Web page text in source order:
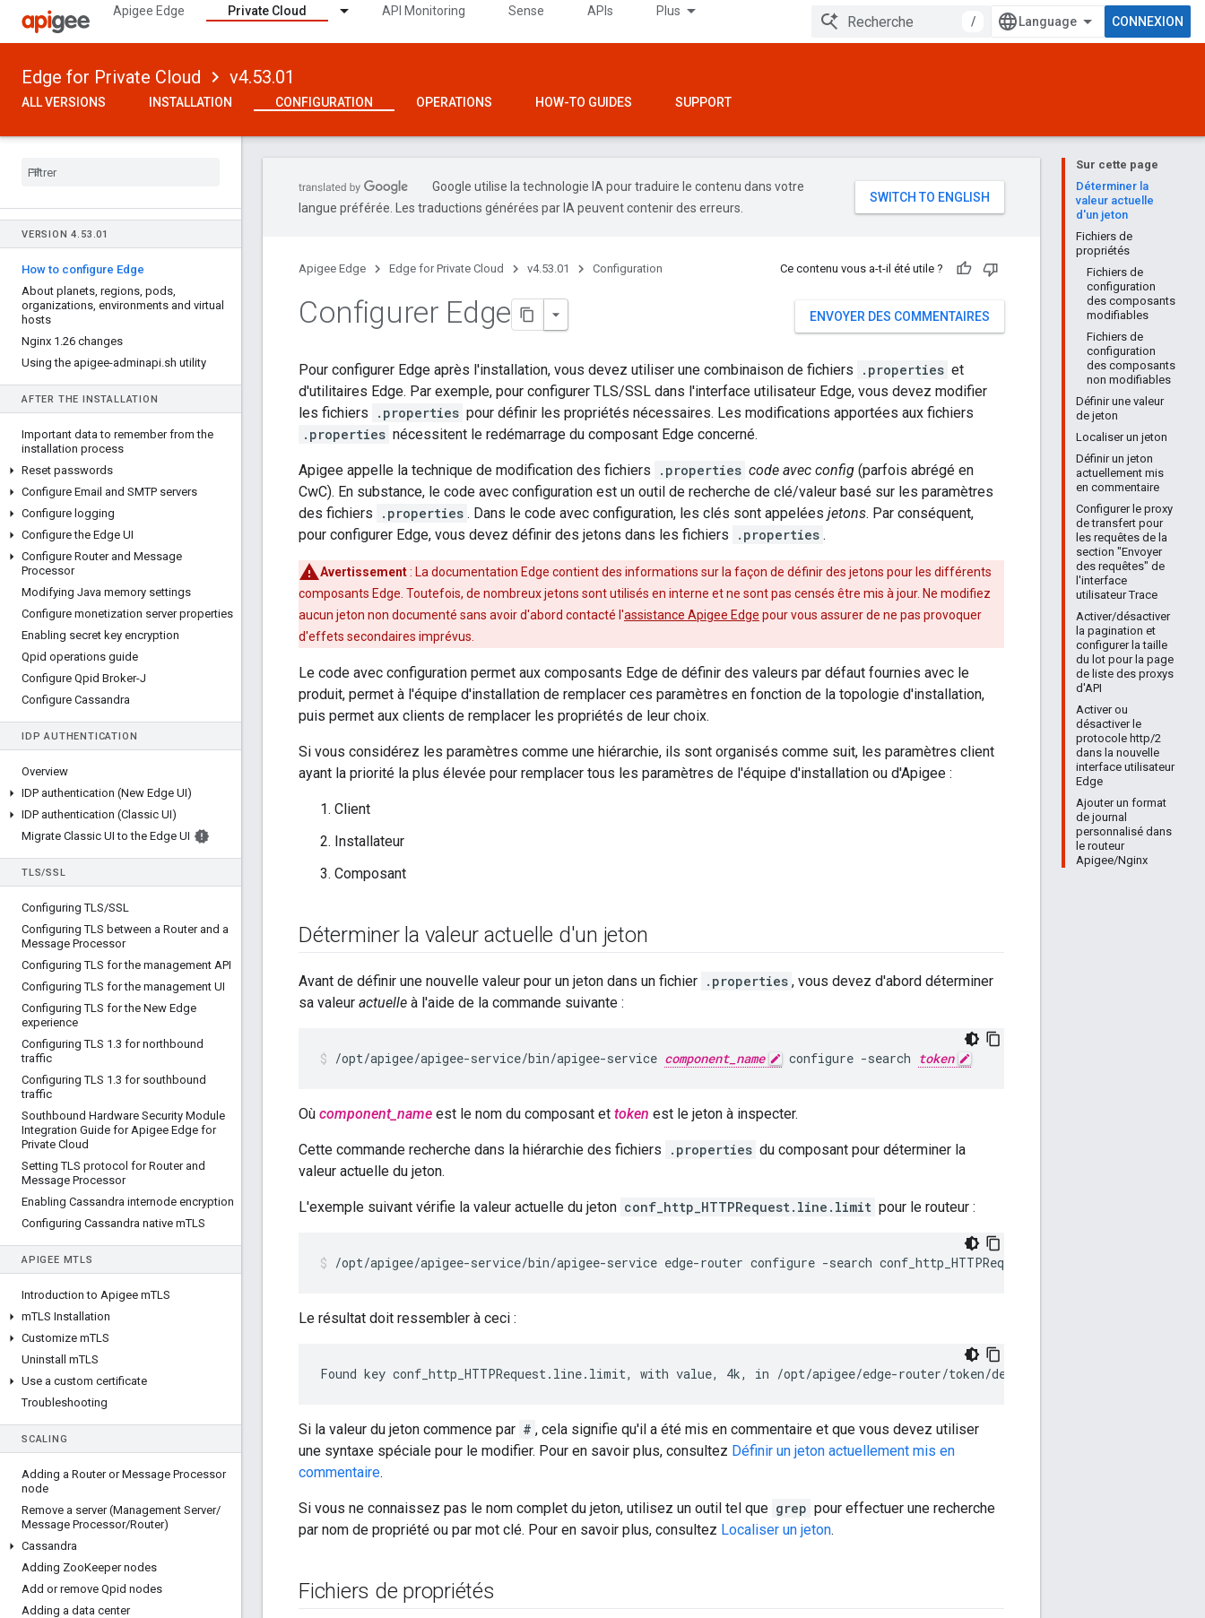
Apigee Edge Private Cloud API Monitoring Sense APIs Plus
/ CONNEXION
Edge for Private Cloud v4.53.01
ALL VERSIONS INSTALLATION CONFIGURATION OPERATIONS HOW-TO GUIDES SUPPORT
VERSION 4. 53 .01
How to configure Edge
About planets, regions, pods,
organizations, environments and virtual
hosts
Nginx 1 .26 changes
Using the apigee-adminapi.sh utility
AFTER THE INSTALLATION
Important data to remember from the
installation process
Reset passwords
Configure Email and SMTP servers
Configure logging
Configure the Edge UI
Configure Router and Message
Processor
Modifying Java memory settings
Configure monetization server properties
Enabling secret key encryption
Qpid operations guide
Configure Qpid Broker-J
Configure Cassandra
IDP AUTHENTICATION
Overview
IDP authentication (New Edge UI)
IDP authentication (Classic UI)
Migrate Classic UI to the Edge UI
TLS/SSL
Configuring TLS/SSL
Configuring TLS between a Router and a
Message Processor
Configuring TLS for the management API
Configuring TLS for the management UI
Configuring TLS for the New Edge
experience
Configuring TLS 1 .3 for northbound
traffic
Configuring TLS 1 .3 for southbound
traffic
Southbound Hardware Security Module
Integration Guide for Apigee Edge for
Private Cloud
Setting TLS protocol for Router and
Message Processor
Enabling Cassandra internode encryption
Configuring Cassandra native mTLS
APIGEE MTLS
Introduction to Apigee mTLS
mTLS Installation
Customize mTLS
Uninstall mTLS
Use a custom certificate
Troubleshooting
SCALING
Adding a Router or Message Processor
node
Remove a server (Management Server/
Message Processor/Router)
Cassandra
Adding ZooKeeper nodes
Add or remove Qpid nodes
Adding a data center
Sur cette page
Déterminer la
valeur actuelle
d'un jeton
Fichiers de
propriétés
Fichiers de
configuration
des composants
modifiables
Fichiers de
configuration
des composants
non modifiables
Définir une valeur
de jeton
Localiser un jeton
Définir un jeton
actuellement mis
en commentaire
Configurer le proxy
de transfert pour
les requêtes de la
section "Envoyer
des requêtes" de
l'interface
utilisateur Trace
Activer/désactiver
la pagination et
configurer la taille
du lot pour la page
de liste des proxys
d'API
Activer ou
désactiver le
protocole http/2
dans la nouvelle
interface utilisateur
Edge
Ajouter un format
de journal
personnalisé dans
le routeur
Apigee/Nginx
Google utilise la technologie IA pour traduire le contenu dans votre
langue préférée. Les traductions générées par IA peuvent contenir des erreurs.
Apigee Edge Edge for Private Cloud v4.53.01 Configuration Ce contenu vous a-t-il été utile ?
ENVOYER DES COMMENTAIRES
Configurer Edge
Pour configurer Edge après l'installation, vous devez utiliser une combinaison de fichiers .properties et
d'utilitaires Edge. Par exemple, pour configurer TLS/SSL dans l'interface utilisateur Edge, vous devez modifier
les fichiers
.properties pour définir les propriétés nécessaires. Les modifications apportées aux fichiers
.properties nécessitent le redémarrage du composant Edge concerné.
Apigee appelle la technique de modification des fichiers .properties code avec config (parfois abrégé en
CwC). En substance, le code avec configuration est un outil de recherche de clé/valeur basé sur les paramètres
des fichiers
.properties . Dans le code avec configuration, les clés sont appelées jetons. Par conséquent,
pour configurer Edge, vous devez définir des jetons dans les fichiers
.properties .
Avertissement: La documentation Edge contient des informations sur la façon de définir des jetons pour les différents
composants Edge. Toutefois, de nombreux jetons sont utilisés en interne et ne sont pas censés être mis à jour. Ne modifiez
aucun jeton non documenté sans avoir d'abord contacté l'assistance Apigee Edge pour vous assurer de ne pas provoquer
d'effets secondaires imprévus.
Le code avec configuration permet aux composants Edge de définir des valeurs par défaut fournies avec le
produit, permet à l'équipe d'installation de remplacer ces paramètres en fonction de la topologie d'installation,
puis permet aux clients de remplacer les propriétés de leur choix.
Si vous considérez les paramètres comme une hiérarchie, ils sont organisés comme suit, les paramètres client
ayant la priorité la plus élevée pour remplacer tous les paramètres de l'équipe d'installation ou d'Apigee :
Client
Installateur
Composant
Déterminer la valeur actuelle d'un jeton
Avant de définir une nouvelle valeur pour un jeton dans un fichier .properties , vous devez d'abord déterminer
sa valeur actuelle à l'aide de la commande suivante :
/opt/apigee/apigee-service/bin/apigee-service component_name configure -search token
Où component_name est le nom du composant et token est le jeton à inspecter.
Cette commande recherche dans la hiérarchie des fichiers .properties du composant pour déterminer la
valeur actuelle du jeton.
L'exemple suivant vérifie la valeur actuelle du jeton conf_http_HTTPRequest.line.limit pour le routeur :
/opt/apigee/apigee-service/bin/apigee-service edge-router configure -search conf_http_HTTPRequest.line.limit
Le résultat doit ressembler à ceci :
Found key conf_http_HTTPRequest.line.limit, with value, 4k, in /opt/apigee/edge-router/token/default.properties
Si la valeur du jeton commence par # , cela signifie qu'il a été mis en commentaire et que vous devez utiliser
une syntaxe spéciale pour le modifier. Pour en savoir plus, consultez Définir un jeton actuellement mis en
commentaire.
Si vous ne connaissez pas le nom complet du jeton, utilisez un outil tel que grep pour effectuer une recherche
par nom de propriété ou par mot clé. Pour en savoir plus, consultez Localiser un jeton.
Fichiers de propriétés